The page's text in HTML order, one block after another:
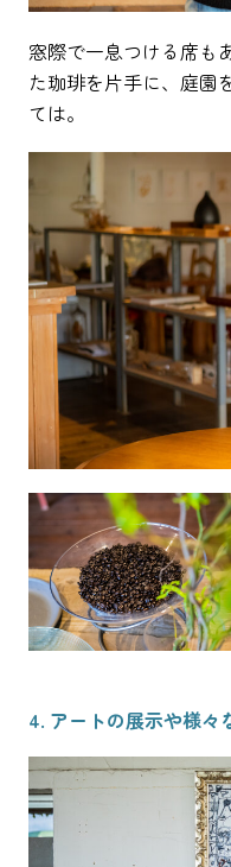
窓際で一息つける席も
た珈琲を片手に、庭園
ては。
4. アートの展示や様々